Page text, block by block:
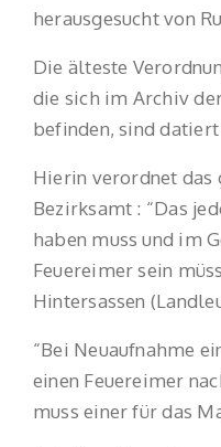
herausgesucht von
Die älteste
die sich im Archiv
befinden, sind datiert
Hierin verordnet
Bezirksamt : “Das
haben muss und im
Feuereimer sein
Hintersassen
“Bei Neuaufnahme
einen Feuereimer
muss einer für das